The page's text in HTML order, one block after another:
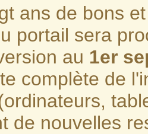
ans de bons
portail sera
au 1er
complète de
de nouvelles